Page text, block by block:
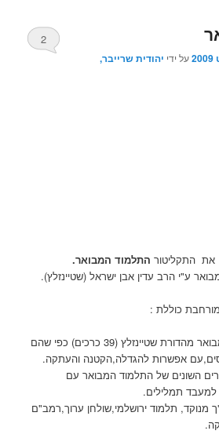
על ידי יהודית שרייבר,
2
את התקליטור התלמוד המבואר.
ע"י הרב עדין אבן ישראל (שטיינזלץ).
כוללת :
את כל דפי התלמוד המבואר מהדורת שטיינזלץ (39 כרכים) כפי שהם
אפשרות להגדלה,הקטנה והעתקה.
השונים של התלמוד המבואר עם
למעבד תמלילים.
מנוקד, תלמוד ירושלמי,שולחן ערוך,רמב"ם